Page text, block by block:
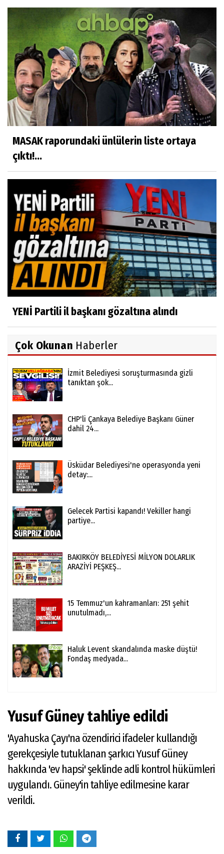
MASAK raporundaki ünlülerin liste ortaya
çıktı!...
YENİ Partili il başkanı gözaltına alındı
Çok Okunan Haberler
İzmit Belediyesi soruşturmasında gizli
tanıktan şok...
CHP'li Çankaya Belediye Başkanı Güner
dahil 24...
Üsküdar Belediyesi'ne operasyonda yeni
detay:...
Gelecek Partisi kapandı! Vekiller hangi
partiye...
BAKIRKÖY BELEDİYESİ MİLYON DOLARLIK
ARAZİYİ PEŞKEŞ...
15 Temmuz'un kahramanları: 251 şehit
unutulmadı,...
Haluk Levent skandalında maske düştü!
Fondaş medyada...
Yusuf Güney tahliye edildi
'Ayahuska Çayı'na özendirici ifadeler kullandığı
gerekçesiyle tutuklanan şarkıcı Yusuf Güney
hakkında 'ev hapsi' şeklinde adli kontrol hükümleri
uygulandı. Güney'in tahliye edilmesine karar
verildi.